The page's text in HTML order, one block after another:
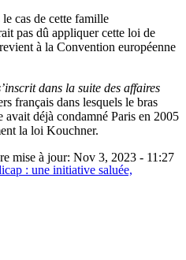
cas de cette famille
pas dû appliquer cette loi de
à la Convention européenne
dans la suite des affaires
français dans lesquels le bras
déjà condamné Paris en 2005
la loi Kouchner.
: une initiative saluée,
mise à jour: Nov 3, 2023 - 11:27